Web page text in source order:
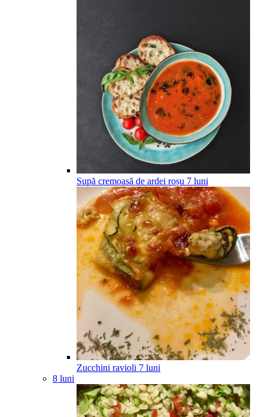
Supă cremoasă de ardei roșu 7 luni
Zucchini ravioli 7 luni
8 luni